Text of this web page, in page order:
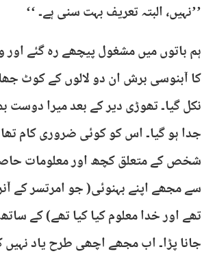
’’نہیں، البتہ تعریف بہت سنی ہے۔ ‘‘
ہم باتوں میں مشغول پیچھے رہ گئے اور
کا آبنوسی برش ان دو لالوں کے کوٹ
نکل گیا۔ تھوڑی دیر کے بعد میرا
جدا ہو گیا۔ اس کو کوئی ضروری کام
شخص کے متعلق کچھ اور معلومات
سے مجھے اپنے بہنوئی( جو امرتسر کے
تھے اور خدا معلوم کیا کیا تھے) کے
جانا پڑا۔ اب مجھے اچھی طرح یاد نہیں